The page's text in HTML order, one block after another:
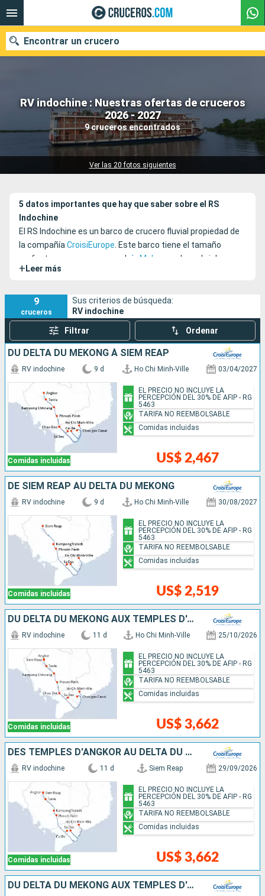
RV indochine : Nuestras ofertas de cruceros
2026 - 2027
9 cruceros encontrados
Ver las 20 fotos siguientes
Encontrar un crucero
Nuestros destinos
Fecha de salida
Compañías
5 datos importantes que hay que saber sobre el RS
Indochine
El RS Indochine es un barco de crucero fluvial propiedad de
la compañíaCroisiEurope. Este barco tiene el tamaño
perfecto para navegar por el
río Mekong
y descubrir las
maravillas del sudeste asiático.
+ Leer más
9
cruceros
Sus criterios de búsqueda:
RV indochine
Filtrar Ordenar
DU DELTA DU MÉKONG À SIEM REAP
Comidas incluidas
RV indochine 9 d Ho Chi Minh-Ville 03/04/2027
US$ 2,467
EL PRECIO NO INCLUYE LA
PERCEPCIÓN DEL 30% DE AFIP - RG
5463
TARIFA NO REEMBOLSABLE
Comidas incluidas
DE SIEM REAP AU DELTA DU MÉKONG
Comidas incluidas
RV indochine 9 d Ho Chi Minh-Ville 30/08/2027
US$ 2,519
EL PRECIO NO INCLUYE LA
PERCEPCIÓN DEL 30% DE AFIP - RG
5463
TARIFA NO REEMBOLSABLE
Comidas incluidas
DU DELTA DU MÉKONG AUX TEMPLES D'ANGKOR (FORMULE PORT/PORT)
Comidas incluidas
RV indochine 11 d Ho Chi Minh-Ville 25/10/2026
US$ 3,662
EL PRECIO NO INCLUYE LA
PERCEPCIÓN DEL 30% DE AFIP - RG
5463
TARIFA NO REEMBOLSABLE
Comidas incluidas
DES TEMPLES D'ANGKOR AU DELTA DU MÉKONG
Comidas incluidas
RV indochine 11 d Siem Reap 29/09/2026
US$ 3,662
EL PRECIO NO INCLUYE LA
PERCEPCIÓN DEL 30% DE AFIP - RG
5463
TARIFA NO REEMBOLSABLE
Comidas incluidas
DU DELTA DU MÉKONG AUX TEMPLES D'ANGKOR, HANOÏ ET LA BAIE D'ALONG (FORMULE PORT/PORT)